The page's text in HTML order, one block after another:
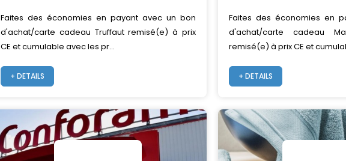
Faites des économies en payant avec un bon
d'achat/carte cadeau Truffaut remisé(e) à prix
CE et cumulable avec les pr...
+ DETAILS
Faites des économies en
d'achat/carte cadeau
remisé(e) à prix CE et
+ DETAILS